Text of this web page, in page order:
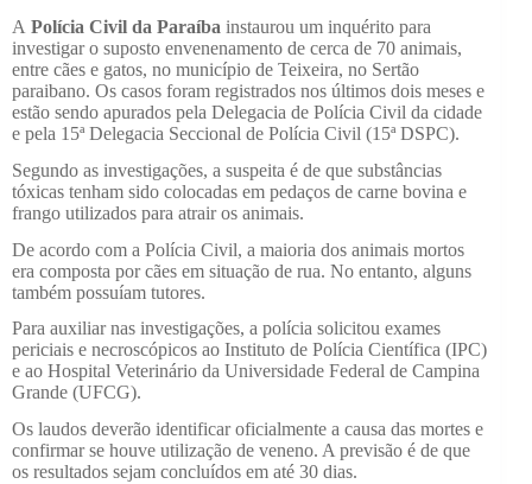
A Polícia Civil da Paraíba instaurou um inquérito para
investigar o suposto envenenamento de cerca de 70 animais,
entre cães e gatos, no município de Teixeira, no Sertão
paraibano. Os casos foram registrados nos últimos dois meses e
estão sendo apurados pela Delegacia de Polícia Civil da cidade
e pela 15ª Delegacia Seccional de Polícia Civil (15ª DSPC).
Segundo as investigações, a suspeita é de que substâncias
tóxicas tenham sido colocadas em pedaços de carne bovina e
frango utilizados para atrair os animais.
De acordo com a Polícia Civil, a maioria dos animais mortos
era composta por cães em situação de rua. No entanto, alguns
também possuíam tutores.
Para auxiliar nas investigações, a polícia solicitou exames
periciais e necroscópicos ao Instituto de Polícia Científica (IPC)
e ao Hospital Veterinário da Universidade Federal de Campina
Grande (UFCG).
Os laudos deverão identificar oficialmente a causa das mortes e
confirmar se houve utilização de veneno. A previsão é de que
os resultados sejam concluídos em até 30 dias.